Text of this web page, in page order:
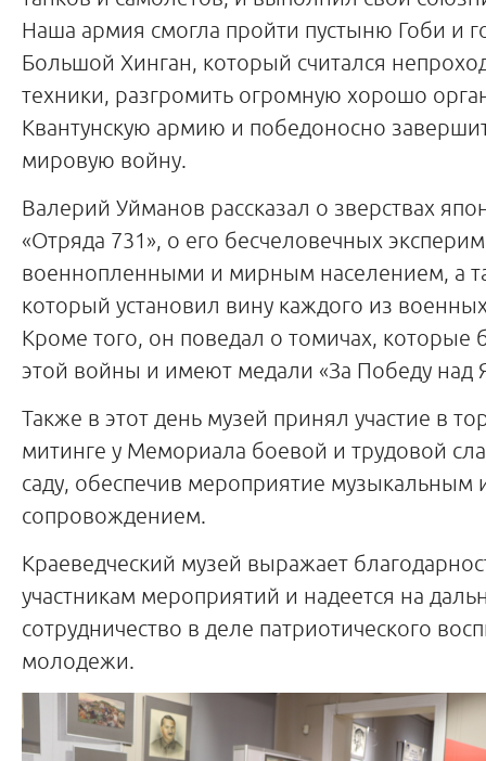
Наша армия смогла пройти пустыню Гоби и
Большой Хинган, который считался
техники, разгромить огромную хорошо
Квантунскую армию и победоносно
мировую войну.
Валерий Уйманов рассказал о зверствах
«Отряда 731», о его бесчеловечных
военнопленными и мирным населением, а
который установил вину каждого из
Кроме того, он поведал о томичах, которые
этой войны и имеют медали «За Победу над
Также в этот день музей принял участие в
митинге у Мемориала боевой и трудовой
саду, обеспечив мероприятие музыкальным
сопровождением.
Краеведческий музей выражает
участникам мероприятий и надеется на
сотрудничество в деле патриотического
молодежи.